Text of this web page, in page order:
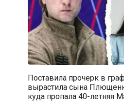
Поставила прочерк в
вырастила сына
куда пропала 40-летняя